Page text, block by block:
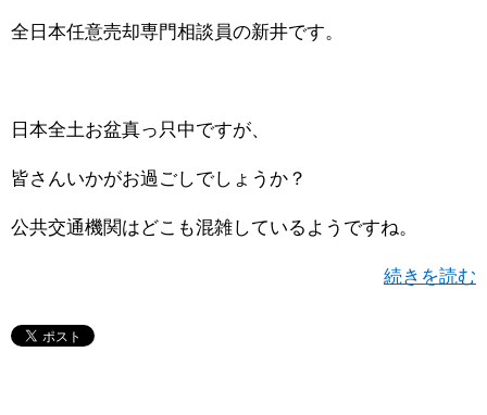
全日本任意売却専門相談員の新井です。
日本全土お盆真っ只中ですが、
皆さんいかがお過ごしでしょうか？
公共交通機関はどこも混雑しているようですね。
続きを読む